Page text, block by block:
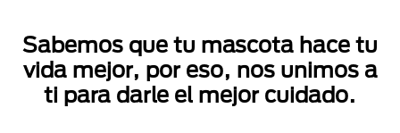
Sabemos que tu mascota hace tu
vida mejor, por eso, nos unimos a
ti para darle el mejor cuidado.